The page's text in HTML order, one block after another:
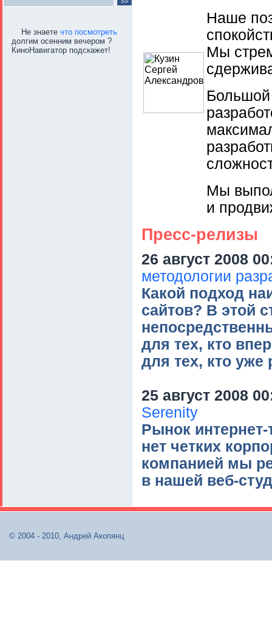
Не знаете что посмотреть
долгим осенним вечером ?
КиноНавигатор подскажет!
Наше
Мы
Мы
и
Пресс-релизы
26 август 2008
методологии
Какой подход
сайтов? В этой
для тех, кто
для тех, кто
25 август 2008
Serenity
Рынок интернет-
нет четких
компанией мы
в нашей веб-
© 2004 - 2010, Андрей Акопянц